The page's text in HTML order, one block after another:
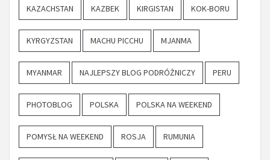
KAZACHSTAN KAZBEK KIRGISTAN KOK-BORU
KYRGYZSTAN MACHU PICCHU MJANMA
MYANMAR NAJLEPSZY BLOG PODRÓŻNICZY PERU
PHOTOBLOG POLSKA POLSKA NA WEEKEND
POMYSŁ NA WEEKEND ROSJA RUMUNIA